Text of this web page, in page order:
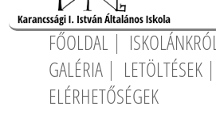
FŐOLDAL ISKOLÁNKRÓL
GALÉRIA
LETÖLTÉSEK
ELÉRHETŐSÉGEK